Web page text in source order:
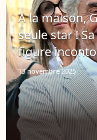
A la maison,
seule star !
figure
13 novembre 2025